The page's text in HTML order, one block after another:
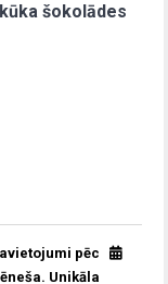
šokolādes
pēc
Unikāla